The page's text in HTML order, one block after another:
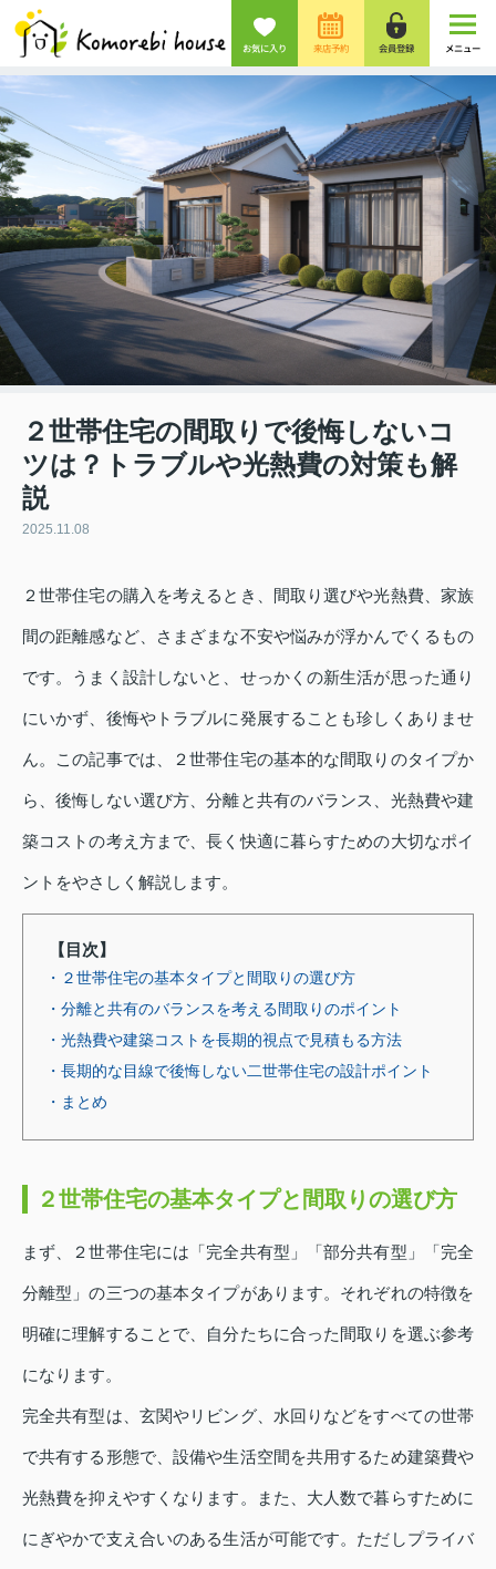
お気に入り 来店予約 会員登録 メニュー
２世帯住宅の間取りで後悔しないコ
ツは？トラブルや光熱費の対策も解
説
2025.11.08
２世帯住宅の購入を考えるとき、間取り選びや光熱費、家族
間の距離感など、さまざまな不安や悩みが浮かんでくるもの
です。うまく設計しないと、せっかくの新生活が思った通り
にいかず、後悔やトラブルに発展することも珍しくありませ
ん。この記事では、２世帯住宅の基本的な間取りのタイプか
ら、後悔しない選び方、分離と共有のバランス、光熱費や建
築コストの考え方まで、長く快適に暮らすための大切なポイ
ントをやさしく解説します。
【目次】
・２世帯住宅の基本タイプと間取りの選び方
・分離と共有のバランスを考える間取りのポイント
・光熱費や建築コストを長期的視点で見積もる方法
・長期的な目線で後悔しない二世帯住宅の設計ポイント
・まとめ
２世帯住宅の基本タイプと間取りの選び方
まず、２世帯住宅には「完全共有型」「部分共有型」「完全
分離型」の三つの基本タイプがあります。それぞれの特徴を
明確に理解することで、自分たちに合った間取りを選ぶ参考
になります。
完全共有型は、玄関やリビング、水回りなどをすべての世帯
で共有する形態で、設備や生活空間を共用するため建築費や
光熱費を抑えやすくなります。また、大人数で暮らすために
にぎやかで支え合いのある生活が可能です。ただしプライバ